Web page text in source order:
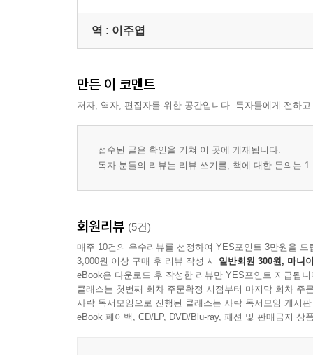
역 : 이주엽
만든 이 코멘트
저자, 역자, 편집자를 위한 공간입니다. 독자들에게 전하
접수된 글은 확인을 거쳐 이 곳에 게재됩니다.
독자 분들의 리뷰는 리뷰 쓰기를, 책에 대한 문의는
회원리뷰 (5건)
매주 10건의 우수리뷰를 선정하여 YES포인트 3만원을 드
3,000원 이상 구매 후 리뷰 작성 시 일반회원 300원, 마니
eBook은 다운로드 후 작성한 리뷰만 YES포인트 지급됩니
클래스는 첫번째 회차 주문확정 시점부터 마지막 회차 주
사락 독서모임으로 진행된 클래스는 사락 독서모임 게시
eBook 페이백, CD/LP, DVD/Blu-ray, 패션 및 판매금지 상